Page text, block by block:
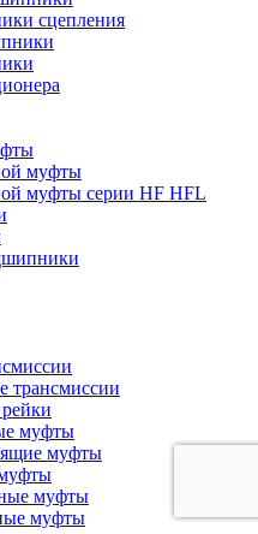
сцепления
муфты
муфты серии HF HFL
муфты
муфты
муфты
муфты